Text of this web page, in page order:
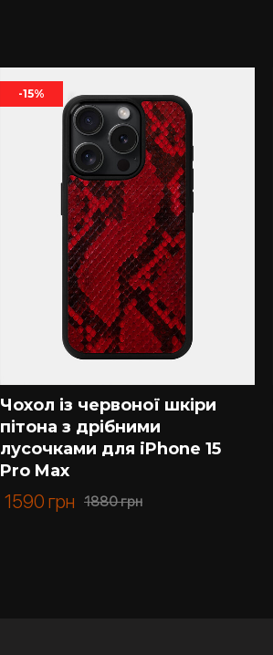
-15%
Чохол із червоної шкіри
пітона з дрібними
лусочками для iPhone 15
Pro Max
1880грн
1590 грн